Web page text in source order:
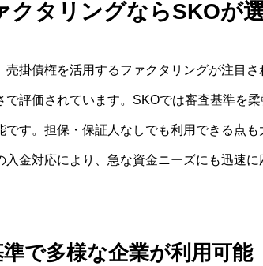
クタリングならSKOが
売掛債権を活用するファクタリングが注目
で評価されています。SKOでは審査基準を
す。担保・保証人なしでも利用できる点も
入金対応により、急な資金ニーズにも迅速に
で多様な企業が利用可能